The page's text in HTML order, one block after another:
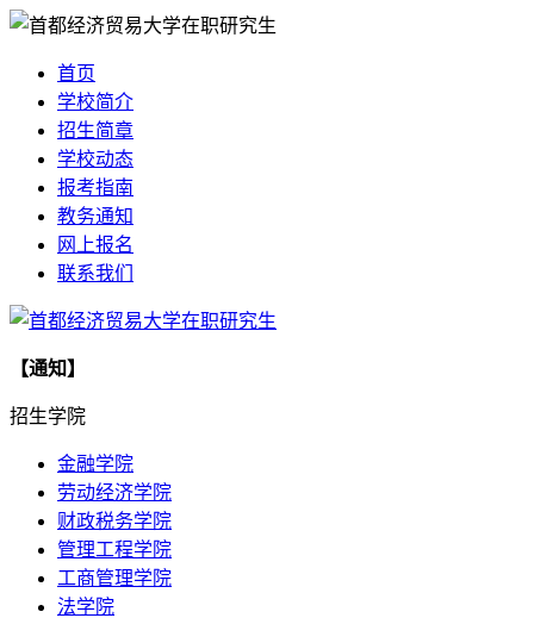
首页
学校简介
招生简章
学校动态
报考指南
教务通知
网上报名
联系我们
【通知】
招生学院
金融学院
劳动经济学院
财政税务学院
管理工程学院
工商管理学院
法学院